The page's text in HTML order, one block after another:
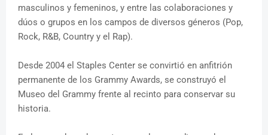
masculinos y femeninos, y entre las colaboraciones y
dúos o grupos en los campos de diversos géneros (Pop,
Rock, R&B, Country y el Rap).
Desde 2004 el Staples Center se convirtió en anfitrión
permanente de los Grammy Awards, se construyó el
Museo del Grammy frente al recinto para conservar su
historia.